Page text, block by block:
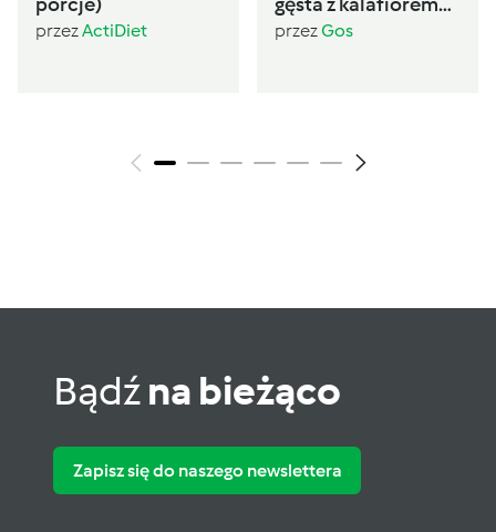
przezActiDiet
(post Dąbrowskiej)
przezGos
Bądźna bieżąco
Zapisz się do naszego newslettera